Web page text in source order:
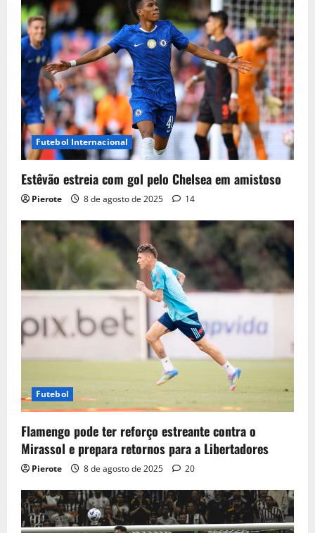
Futebol Internacional
Estêvão estreia com gol pelo Chelsea em amistoso
Pierote 8 de agosto de 2025 14
Futebol
Flamengo pode ter reforço estreante contra o
Mirassol e prepara retornos para a Libertadores
Pierote 8 de agosto de 2025 20